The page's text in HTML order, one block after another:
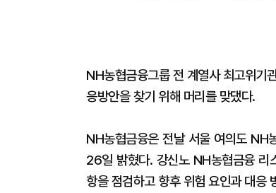
NH농협금융그룹 전 계열사 최고위기
응방안을 찾기 위해 머리를 맞댔다.
NH농협금융은 전날 서울 여의도 NH
26일 밝혔다. 강신노 NH농협금융 리
항을 점검하고 향후 위험 요인과 대응